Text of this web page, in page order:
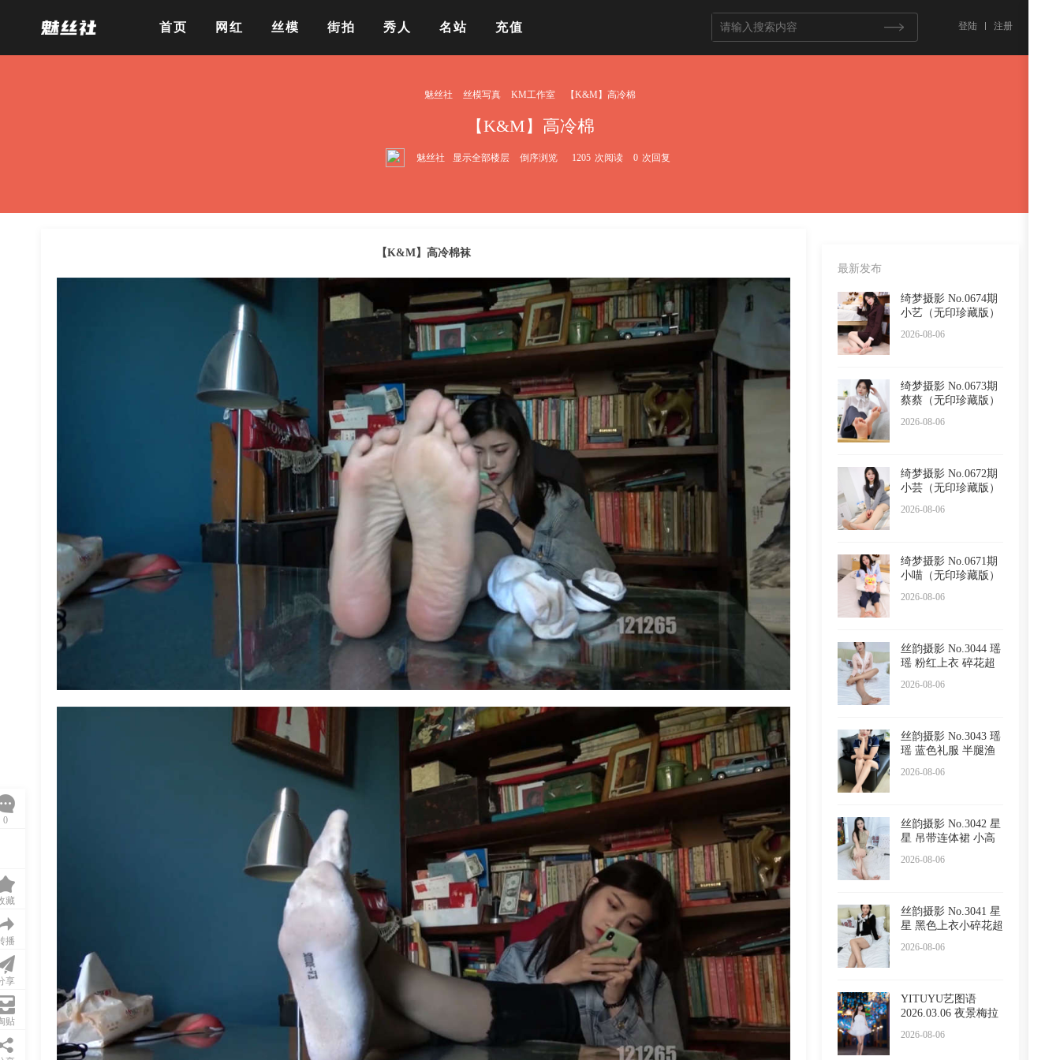
首页 网红 丝模 街拍 秀人 名站 充值 登陆 注册
魅丝社 丝模写真 KM工作室 【K&M】高冷棉
【K&M】高冷棉
魅丝社 显示全部楼层 倒序浏览 1205 次阅读 0 次回复
0
藏
播
享
贴
最新发布
绮梦摄影 No.0674期
小艺（无印珍藏版）
2026-08-06
绮梦摄影 No.0673期
蔡蔡（无印珍藏版）
2026-08-06
绮梦摄影 No.0672期
小芸（无印珍藏版）
2026-08-06
绮梦摄影 No.0671期
小喵（无印珍藏版）
2026-08-06
丝韵摄影 No.3044 瑶
瑶 粉红上衣 碎花超
2026-08-06
丝韵摄影 No.3043 瑶
瑶 蓝色礼服 半腿渔
2026-08-06
丝韵摄影 No.3042 星
星 吊带连体裙 小高
2026-08-06
丝韵摄影 No.3041 星
星 黑色上衣小碎花超
2026-08-06
YITUYU艺图语
2026.03.06 夜景梅拉
2026-08-06
【K&M】高冷棉袜